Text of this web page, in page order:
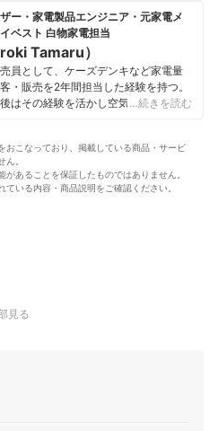
テレビ）、「めざましテレビ」（フ
マガジンハウス）など。
フィール
ンバーワン販売員」として表彰され
家電販売員として活動し、現在はプ
てだけでなく、家電ライターとして
筆・監修を行っているほか、家電情
しない買い方をプロの販売員が教え
、家電製品のレビュー・批評を行っ
電アドバイザーの資格も有し「家電」
の提供」に尽力している。
）のプロフィール
ー・家電製品エンジニア・元家電メ
ベスト 白物家電担当
Tamaru）
員として、ケーズデンキなど家電量
・販売を2年間担当した経験を持つ。
はその経験を活かし空気清浄機・除
立やシャープ、パナソニックなどの
ら、ダイニチ工業・Sharkなどの専門
以上の家電製品を比較検証してきた。
、性能はもちろん省エネ性能やお手
ひとつひとつ丁寧に確認しながらコ
…続きを読む
おこなっており、掲載している商品・サービ
。
あることを保証したものではありません。
いる内容・商品説明をご確認ください。
見る